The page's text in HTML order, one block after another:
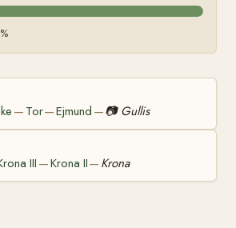
— Tor—Ejmund —📷 Gullis
III —Krona II— Krona